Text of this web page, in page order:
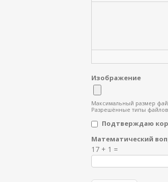
Изображение
Максимальный размер
Разрешённые типы
Подтверждаю
Я
Математический
17 + 1 =